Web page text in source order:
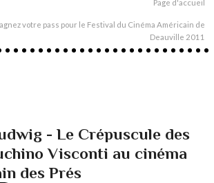
Page d'accueil
votre pass pour le Festival du Cinéma Américain de
Deauville 2011
- Le Crépuscule des
Visconti au cinéma
des Prés